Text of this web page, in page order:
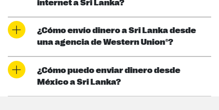
internet a Sri Lanka?
¿Cómo envío dinero a Sri Lanka desde
una agencia de Western Union®?
¿Cómo puedo enviar dinero desde
México a Sri Lanka?